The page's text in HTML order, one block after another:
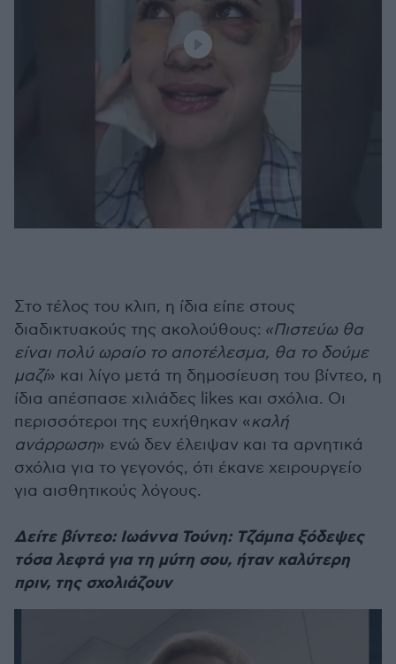
Στο τέλος του κλιπ, η ίδια είπε στους
διαδικτυακούς της ακολούθους: «Πιστεύω θα
είναι πολύ ωραίο το αποτέλεσμα, θα το δούμε
μαζί» και λίγο μετά τη δημοσίευση του βίντεο, η
ίδια απέσπασε χιλιάδες likes και σχόλια. Οι
περισσότεροι της ευχήθηκαν «καλή
ανάρρωση» ενώ δεν έλειψαν και τα αρνητικά
σχόλια για το γεγονός, ότι έκανε χειρουργείο
για αισθητικούς λόγους.
Δείτε βίντεο: Ιωάννα Τούνη: Τζάμπα ξόδεψες
τόσα λεφτά για τη μύτη σου, ήταν καλύτερη
πριν, της σχολιάζουν